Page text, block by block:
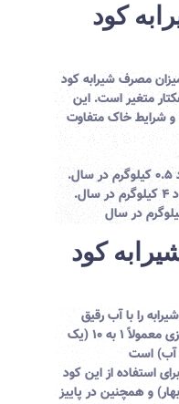
کود
مصرف شیرابه کود
متغیر است. این
و شرایط خاک متفاوت
۰.۵ کیلوگرم
در سال.
۴ کیلوگرم
در سال.
در سال
کود
را با آب رقیق
معمولاً۱ به ۱۰
(یک
آب) است
استفاده از این کود
و همچنین در پاییز